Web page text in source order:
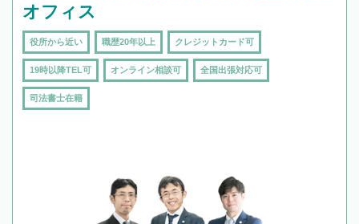
オフィス
役所から近い 職歴20年以上 クレジットカード可
19時以降TEL可 オンライン相談可 全国出張対応可
司法書士在籍